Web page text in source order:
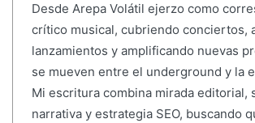
Desde Arepa Volátil ejerzo como
crítico musical, cubriendo conciertos,
lanzamientos y amplificando nuevas
se mueven entre el underground y la
Mi escritura combina mirada editorial,
narrativa y estrategia SEO, buscando